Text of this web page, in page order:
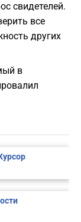
свидетелей.
все
других
в